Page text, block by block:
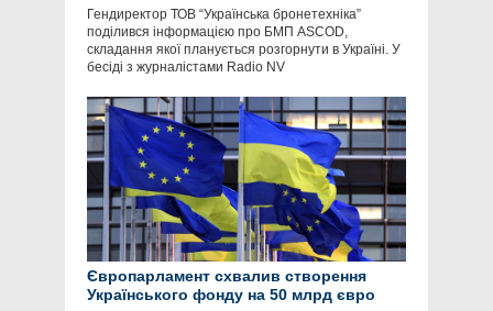
Гендиректор ТОВ “Українська бронетехніка”
поділився інформацією про БМП ASCOD,
складання якої планується розгорнути в Україні. У
бесіді з журналістами Radio NV
Європарламент схвалив створення
Українського фонду на 50 млрд євро